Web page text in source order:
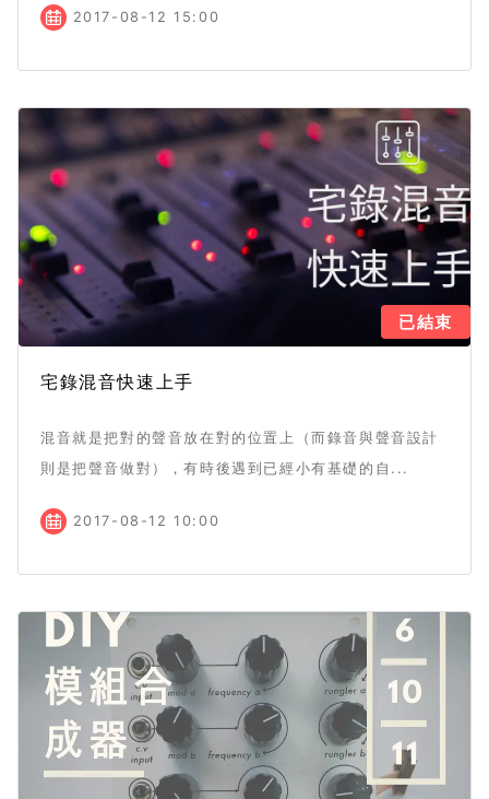
2017-08-12 15:00
已結束
宅錄混音快速上手
混音就是把對的聲音放在對的位置上（而錄音與聲音設計
則是把聲音做對），有時後遇到已經小有基礎的自...
2017-08-12 10:00